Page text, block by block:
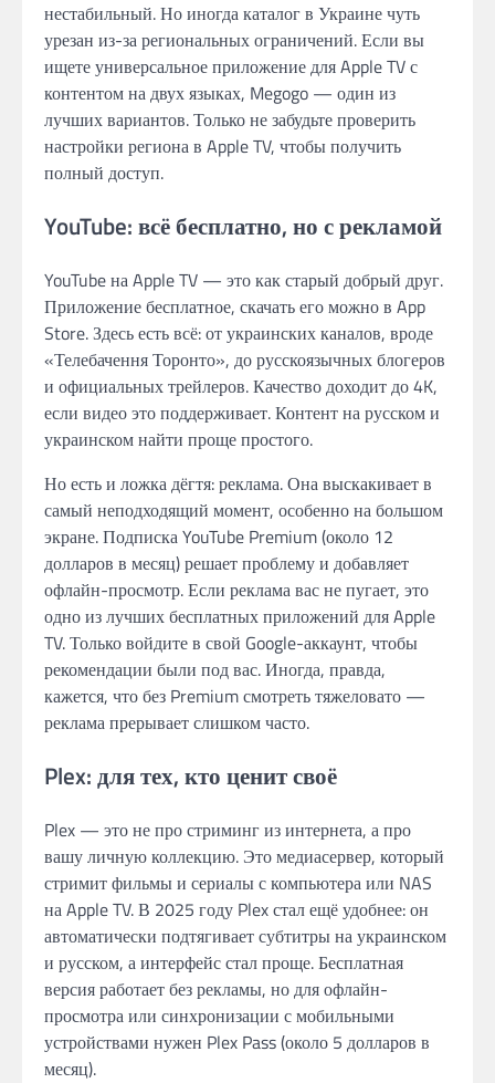
нестабильный. Но иногда каталог в Украине чуть
урезан из-за региональных ограничений. Если вы
ищете универсальное приложение для Apple TV с
контентом на двух языках, Megogo — один из
лучших вариантов. Только не забудьте проверить
настройки региона в Apple TV, чтобы получить
полный доступ.
YouTube: всё бесплатно, но с рекламой
YouTube на Apple TV — это как старый добрый друг.
Приложение бесплатное, скачать его можно в App
Store. Здесь есть всё: от украинских каналов, вроде
«Телебачення Торонто», до русскоязычных блогеров
и официальных трейлеров. Качество доходит до 4K,
если видео это поддерживает. Контент на русском и
украинском найти проще простого.
Но есть и ложка дёгтя: реклама. Она выскакивает в
самый неподходящий момент, особенно на большом
экране. Подписка YouTube Premium (около 12
долларов в месяц) решает проблему и добавляет
офлайн-просмотр. Если реклама вас не пугает, это
одно из лучших бесплатных приложений для Apple
TV. Только войдите в свой Google-аккаунт, чтобы
рекомендации были под вас. Иногда, правда,
кажется, что без Premium смотреть тяжеловато —
реклама прерывает слишком часто.
Plex: для тех, кто ценит своё
Plex — это не про стриминг из интернета, а про
вашу личную коллекцию. Это медиасервер, который
стримит фильмы и сериалы с компьютера или NAS
на Apple TV. В 2025 году Plex стал ещё удобнее: он
автоматически подтягивает субтитры на украинском
и русском, а интерфейс стал проще. Бесплатная
версия работает без рекламы, но для офлайн-
просмотра или синхронизации с мобильными
устройствами нужен Plex Pass (около 5 долларов в
месяц).